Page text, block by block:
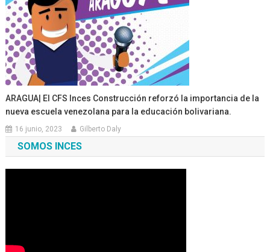
ARAGUA| El CFS Inces Construcción reforzó la importancia de la
nueva escuela venezolana para la educación bolivariana.
16 junio, 2023 Gilberto Daly
SOMOS INCES